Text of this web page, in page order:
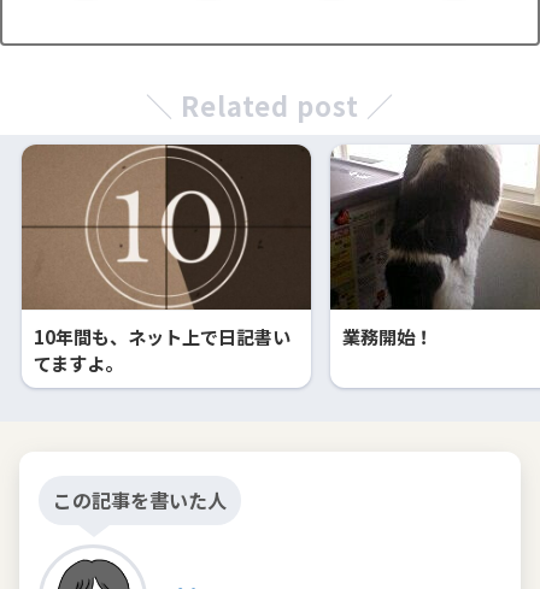
＼ Related post ／
10年間も、ネット上で日記書い
てますよ。
業務開始！
この記事を書いた人